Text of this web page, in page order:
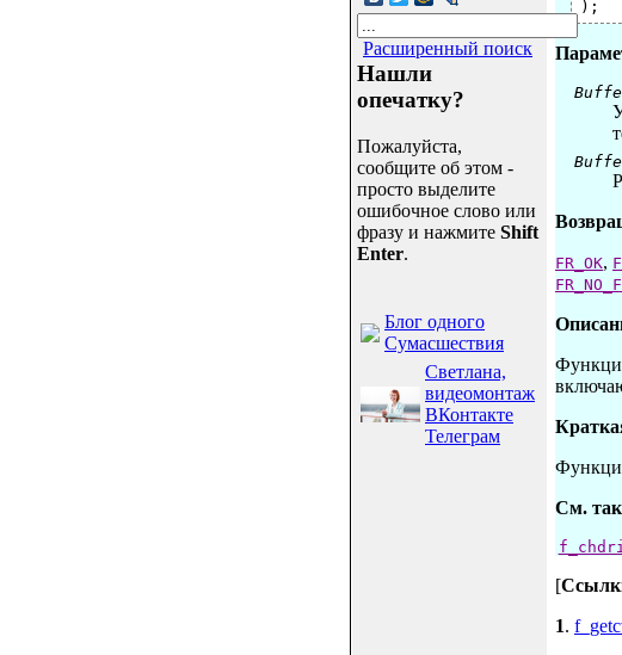
Расширенный поиск
Нашли
опечатку?
Пожалуйста,
сообщите об этом -
просто выделите
ошибочное слово или
фразу и нажмите Shift
Enter.
Блог одного
Сумасшествия
Светлана,
видеомонтаж
ВКонтакте
Телеграм
FR_OK,
См.
[
1.